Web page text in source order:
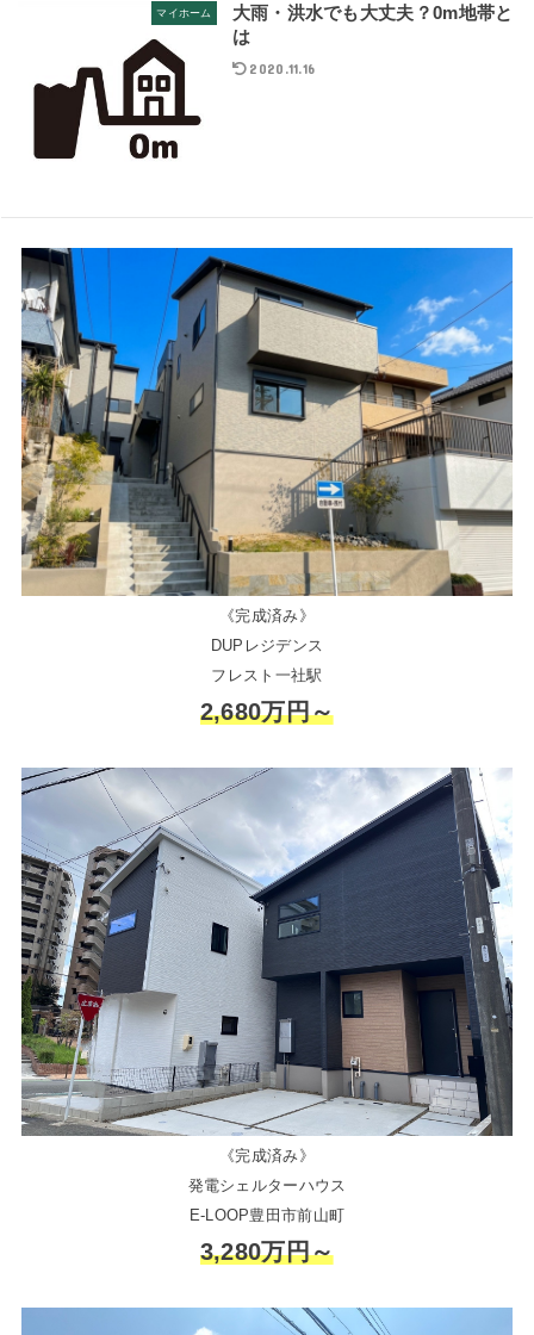
マイホーム
大雨・洪水でも大丈夫？0m地帯と
は
2020.11.16
《完成済み》
DUPレジデンス
フレスト一社駅
2,680万円～
《完成済み》
発電シェルターハウス
E-LOOP豊田市前山町
3,280万円～